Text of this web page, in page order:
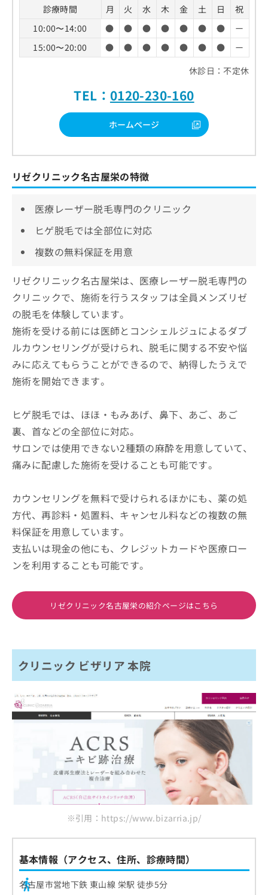
診療時間 月 火 水 木 金 土 日
祝
10:00〜14:00
● ● ● ● ● ● ●
ー
15:00〜20:00
● ● ● ● ● ● ●
ー
休診日：不定休
TEL： 0120-230-160
ホームページ
リゼクリニック名古屋栄の特徴
医療レーザー脱毛専門のクリニック
ヒゲ脱毛では全部位に対応
複数の無料保証を用意
リゼクリニック名古屋栄は、医療レーザー脱毛専門の
クリニックで、施術を行うスタッフは全員メンズリゼ
の脱毛を体験しています。
施術を受ける前には医師とコンシェルジュによるダブ
ルカウンセリングが受けられ、脱毛に関する不安や悩
みに応えてもらうことができるので、納得したうえで
施術を開始できます。
ヒゲ脱毛では、ほほ・もみあげ、鼻下、あご、あご
裏、首などの全部位に対応。
サロンでは使用できない2種類の麻酔を用意していて、
痛みに配慮した施術を受けることも可能です。
カウンセリングを無料で受けられるほかにも、薬の処
方代、再診料・処置料、キャンセル料などの複数の無
料保証を用意しています。
支払いは現金の他にも、クレジットカードや医療ロー
ンを利用することも可能です。
リゼクリニック名古屋栄の紹介ページはこちら
クリニック ビザリア 本院
※引用：https://www.bizarria.jp/
基本情報（アクセス、住所、診療時間）
名古屋市営地下鉄 東山線 栄駅 徒歩5分